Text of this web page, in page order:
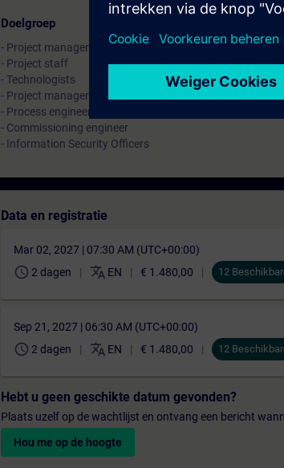
Doelgroep
- Project manager
- Project staff
- Technologists
- Project manager
- Process engineer
- Commissioning engineer
- Information Security Officers
Data en registratie
Mar 02, 2027 | 07:30 AM (UTC+00:00)
schedule 2 dagen translate EN € 1.480,00 12
Sep 21, 2027 | 06:30 AM (UTC+00:00)
schedule 2 dagen translate EN € 1.480,00 12
Hebt u geen geschikte datum gevonden?
Plaats uzelf op de wachtlijst en ontvang een bericht
Hou me op de hoogte